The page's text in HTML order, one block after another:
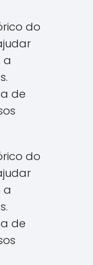
do
a
de
do
a
de